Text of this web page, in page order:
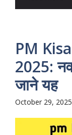
PM
2025:
जाने यह
October 29, 2025